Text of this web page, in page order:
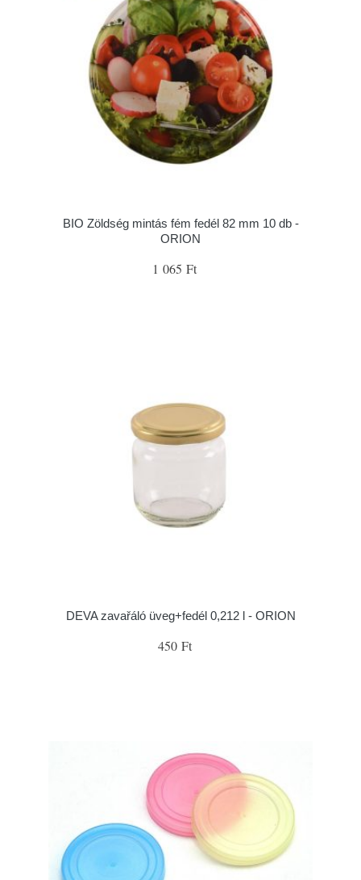
BIO Zöldség mintás fém fedél 82 mm 10 db -
ORION
1 065 Ft
DEVA zavařáló üveg+fedél 0,212 l - ORION
450 Ft